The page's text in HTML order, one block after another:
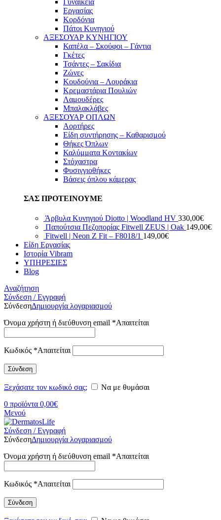
Γυναικεία
Εργασίας
Κορδόνια
Πάτοι Κυνηγιού
ΑΞΕΣΟΥΑΡ ΚΥΝΗΓΙΟΥ
Καπέλα – Σκούφοι – Γάντια
Γκέτες
Τσάντες – Σακίδια
Ζώνες
Κουδούνια – Λουράκια
Κρεμαστάρια Πουλιών
Λαμουδέρες
Μπαλακλάβες
ΑΞΕΣΟΥΑΡ ΟΠΛΩΝ
Αορτήρες
Είδη συντήρησης – Καθαρισμού
Θήκες Όπλων
Καλύμματα Κοντακίων
Στόχαστρα
Φυσιγγιοθήκες
Βάσεις όπλου κάμερας
ΣΑΣ ΠΡΟΤΕΙΝΟΥΜΕ
Άρβυλα Κυνηγιού Diotto | Woodland HV 330,00€
Παπούτσια Πεζοπορίας Fitwell ZEUS | Oak 149,00€
Fitwell | Neon Z Fit – F8018/1 149,00€
Είδη Εργασίας
Ιστορία Vibram
ΥΠΗΡΕΣΙΕΣ
Blog
Αναζήτηση
Σύνδεση / Εγγραφή
ΣύνδεσηΔημιουργία λογαριασμού
Όνομα χρήστη ή διεύθυνση email *Απαιτείται
Κωδικός *Απαιτείται
Σύνδεση
Ξεχάσατε τον κωδικό σας;
Να με θυμάσαι
0 προϊόντα 0,00€
Μενού
Σύνδεση / Εγγραφή
ΣύνδεσηΔημιουργία λογαριασμού
Όνομα χρήστη ή διεύθυνση email *Απαιτείται
Κωδικός *Απαιτείται
Σύνδεση